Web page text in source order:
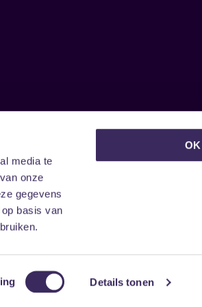
media te
onze
gegevens
basis van
Details tonen
OK
ontvangen?